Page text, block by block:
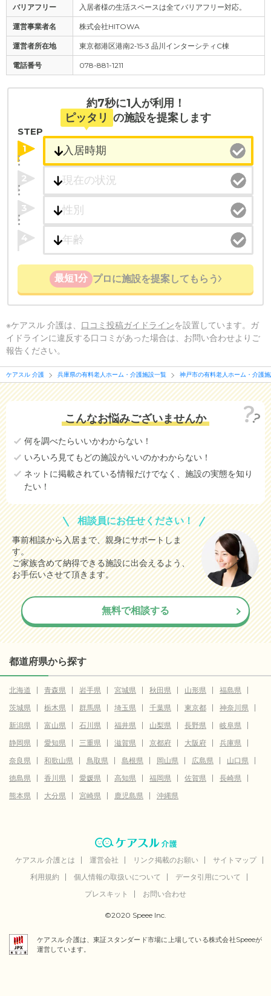
バリアフリー 入居者様の生活スペースは全てバリアフリー対応。
運営事業者名 株式会社HITOWA
運営者所在地 東京都港区港南2‐15‐3 品川インターシティC棟
電話番号 078-881-1211
約7秒に1人が利用！
ピッタリ の施設を提案します
STEP
1
2
3
4
最短1分 プロに施設を提案してもらう
※ケアスル 介護は、 口コミ投稿ガイドラインを設置しています。ガ
イドラインに違反する口コミがあった場合は、お問い合わせよりご
報告ください。
ケアスル 介護 兵庫県の有料老人ホーム・介護施設一覧 神戸市の有料老人ホーム・介護
こんなお悩みございませんか
何を調べたらいいかわからない！
いろいろ見てもどの施設がいいのかわからない！
ネットに掲載されている情報だけでなく、施設の実態を知り
たい！
相談員にお任せください！
事前相談から入居まで、親身にサポートしま
す。
ご家族含めて納得できる施設に出会えるよう、
お手伝いさせて頂きます。
無料で相談する
都道府県から探す
北海道 青森県 岩手県 宮城県 秋田県 山形県
福島県
茨城県
栃木県 群馬県 埼玉県 千葉県 東京都
神奈川県
新潟県
富山県 石川県 福井県 山梨県 長野県
岐阜県
静岡県
愛知県 三重県 滋賀県 京都府 大阪府
兵庫県
奈良県
和歌山県 鳥取県 島根県 岡山県 広島県
山口県
徳島県
香川県 愛媛県 高知県 福岡県 佐賀県
長崎県
熊本県
大分県 宮崎県 鹿児島県 沖縄県
ケアスル 介護とは 運営会社 リンク掲載のお願い
サイトマップ
利用規約
個人情報の取扱いについて
データ引用について
プレスキット
お問い合わせ
©2020 Speee Inc.
ケアスル 介護は、東証スタンダード市場に上場している株式会社Speeeが
運営しています。